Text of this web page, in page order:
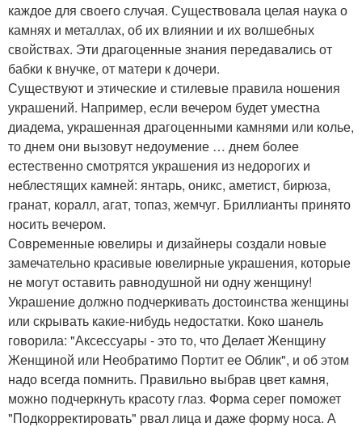
каждое для своего случая. Существовала целая наука о
камнях и металлах, об их влиянии и их волшебных
свойствах. Эти драгоценные знания передавались от
бабки к внучке, от матери к дочери.
Существуют и этические и стилевые правила ношения
украшений. Например, если вечером будет уместна
диадема, украшенная драгоценными камнями или колье,
то днем они вызовут недоумение … днем более
естественно смотрятся украшения из недорогих и
неблестящих камней: янтарь, оникс, аметист, бирюза,
гранат, коралл, агат, топаз, жемчуг. Бриллианты принято
носить вечером.
Современные ювелиры и дизайнеры создали новые
замечательно красивые ювелирные украшения, которые
не могут оставить равнодушной ни одну женщину!
Украшение должно подчеркивать достоинства женщины
или скрывать какие-нибудь недостатки. Коко шанель
говорила: "Аксессуары - это то, что Делает Женщину
Женщиной или Необратимо Портит ее Облик", и об этом
надо всегда помнить. Правильно выбрав цвет камня,
можно подчеркнуть красоту глаз. Форма серег поможет
"Подкорректировать" рвал лица и даже форму носа. А